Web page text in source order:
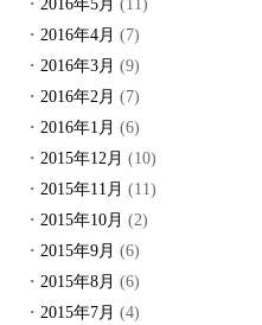
2016年5月 (11)
2016年4月 (7)
2016年3月 (9)
2016年2月 (7)
2016年1月 (6)
2015年12月 (10)
2015年11月 (11)
2015年10月 (2)
2015年9月 (6)
2015年8月 (6)
2015年7月 (4)